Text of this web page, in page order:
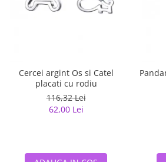
Cercei argint Os si Catel
placati cu rodiu
116,32 Lei
62,00 Lei